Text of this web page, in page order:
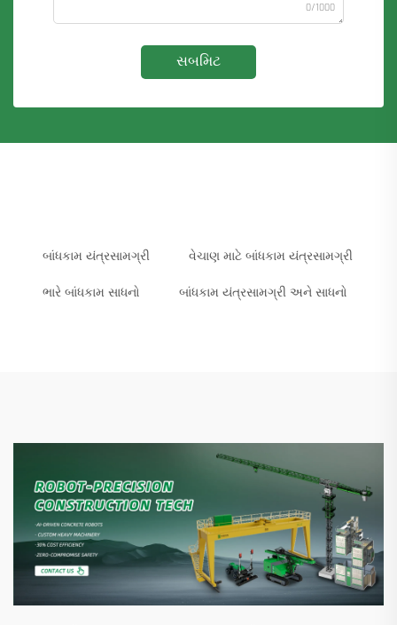
0/1000
સબમિટ
બાંધકામ યંત્રસામગ્રી વેચાણ માટે બાંધકામ યંત્રસામગ્રી
ભારે બાંધકામ સાધનો બાંધકામ યંત્રસામગ્રી અને સાધનો